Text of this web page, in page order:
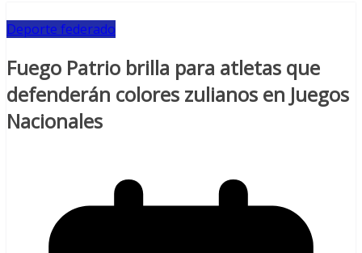
Deporte federado
Fuego Patrio brilla para atletas que
defenderán colores zulianos en Juegos
Nacionales